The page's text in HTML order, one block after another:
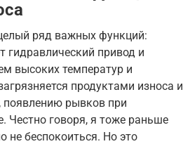
ряд важных функций:
гидравлический привод и
высоких температур и
продуктами износа и
рывков при
Честно говоря, я тоже раньше
не беспокоиться. Но это